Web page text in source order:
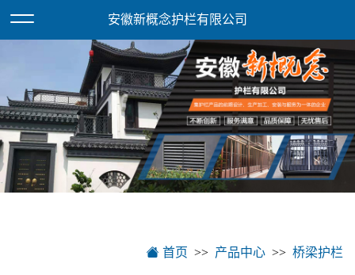
欢迎访问安徽新概念护栏有限公司网站！
安徽新概念护栏有限公司
首页 产品中心 桥梁护栏